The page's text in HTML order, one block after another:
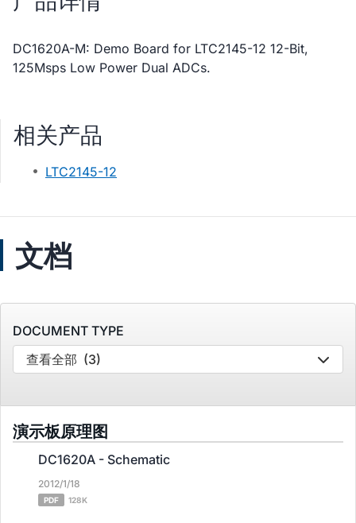
DC1620A-M: Demo Board for LTC2145-12 12-Bit,
125Msps Low Power Dual ADCs.
相关产品
LTC2145-12
文档
DOCUMENT TYPE
查看全部 (3)
演示板原理图
DC1620A - Schematic
2012/1/18
PDF 128K